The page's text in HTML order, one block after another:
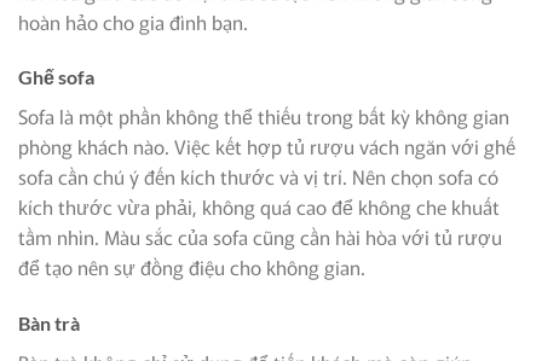
hoàn hảo cho gia đình bạn.
Ghế sofa
Sofa là một phần không thể thiếu trong bất kỳ không gian
phòng khách nào. Việc kết hợp tủ rượu vách ngăn với ghế
sofa cần chú ý đến kích thước và vị trí. Nên chọn sofa có
kích thước vừa phải, không quá cao để không che khuất
tầm nhìn. Màu sắc của sofa cũng cần hài hòa với tủ rượu
để tạo nên sự đồng điệu cho không gian.
Bàn trà